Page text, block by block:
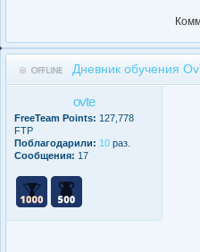
Дневник обучения
ovte
FreeTeam Points: 127,778
FTP
Поблагодарили: 10 раз.
Сообщения: 17